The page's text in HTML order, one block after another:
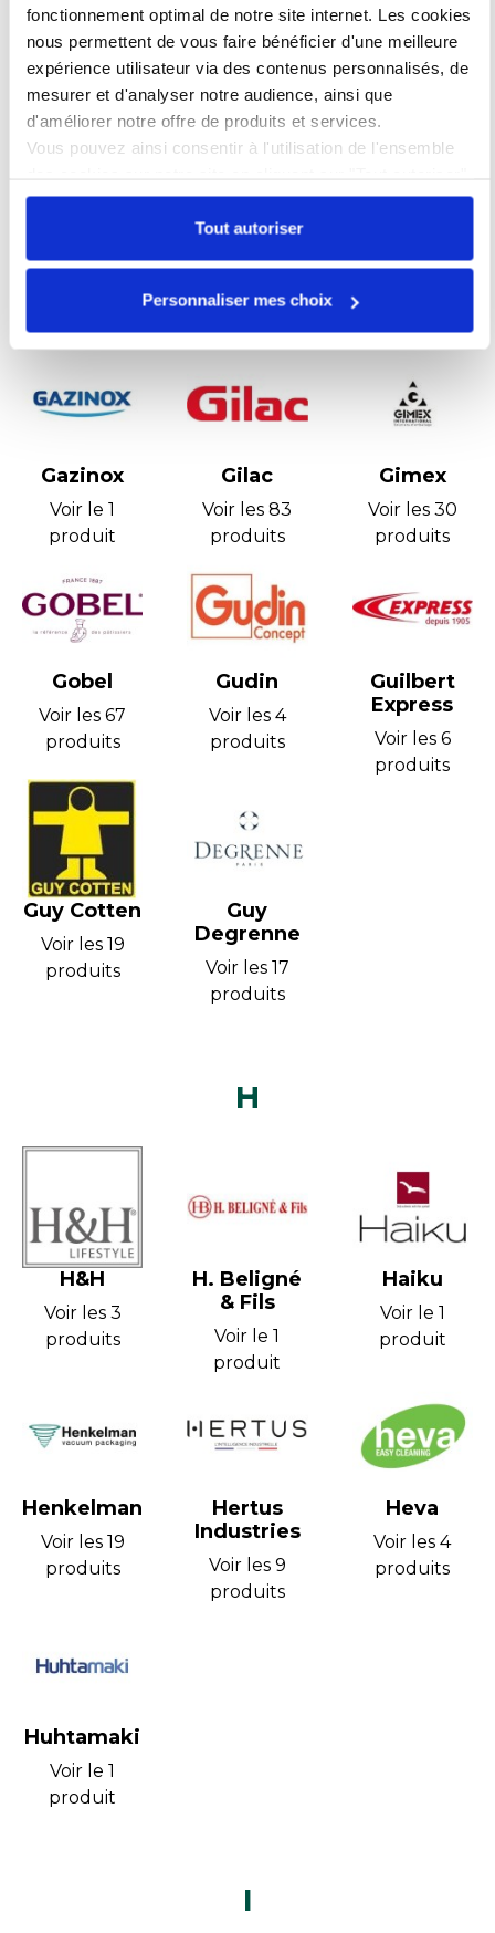
fonctionnement optimal de notre site internet. Les cookies
nous permettent de vous faire bénéficier d'une meilleure
expérience utilisateur via des contenus personnalisés, de
mesurer et d'analyser notre audience, ainsi que
d'améliorer notre offre de produits et services.
Vous pouvez ainsi consentir à l'utilisation de l'ensemble
Cependant, si vous ne souhaitez autoriser que certains
types de cookies, veuillez cliquer sur "Personnaliser mes
choix".
Tout autoriser
Personnaliser mes choix
G
Pou
produits
produits
Frémont
produits
Gazinox
Voir le 1
produit
Gilac
Voir les 83
produits
Gimex
Voir les 30
produits
Gobel
Voir les 67
produits
Gudin
Voir les 4
produits
Guilbert
Express
Voir les 6
produits
Guy Cotten
Voir les 19
produits
Guy
Degrenne
Voir les 17
produits
H
H&H
Voir les 3
produits
H. Beligné
& Fils
Voir le 1
produit
Haiku
Voir le 1
produit
Henkelman
Voir les 19
produits
Hertus
Industries
Voir les 9
produits
Heva
Voir les 4
produits
Huhtamaki
Voir le 1
produit
I